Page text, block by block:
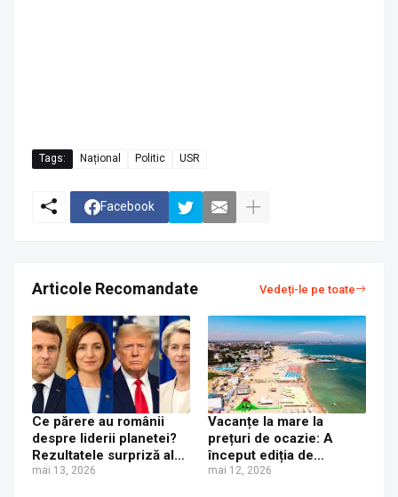
Tags: Național Politic USR
Facebook
Articole Recomandate Vedeți-le pe toate
Ce părere au românii
despre liderii planetei?
Rezultatele surpriză ale
unui sondaj de opinie
mai 13, 2026
Vacanțe la mare la
prețuri de ocazie: A
început ediția de
primăvară „Litoralul
mai 12, 2026